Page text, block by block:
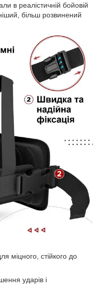
в реалістичній бойовій
більш розвинений
міцного, стійкого до
ударів і